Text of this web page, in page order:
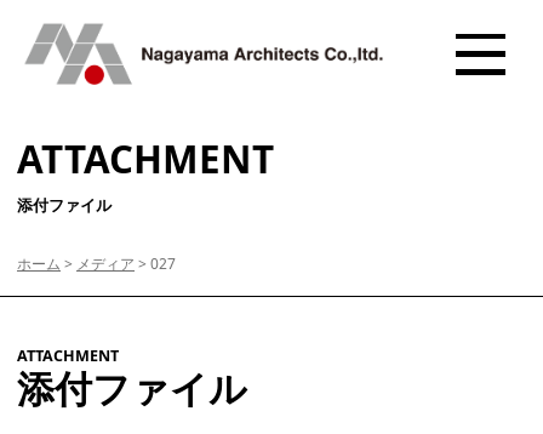
ATTACHMENT
添付ファイル
ホーム > メディア > 027
ATTACHMENT
添付ファイル